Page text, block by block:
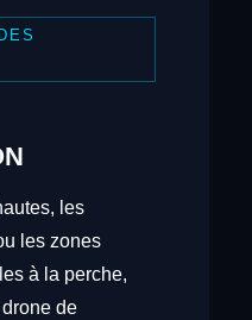
les
les zones
à la perche,
de